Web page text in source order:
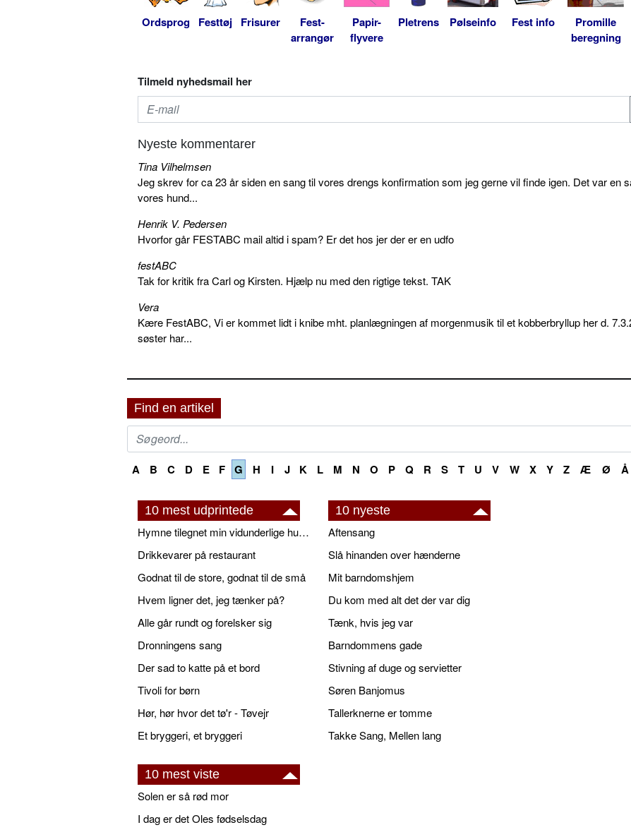
Ordsprog Festtøj Frisurer
Fest-
arrangør
Papir-
flyvere
Pletrens Pølseinfo Fest info
Promille
beregning
Tilmeld nyhedsmail her
Nyeste kommentarer
Tina Vilhelmsen
Jeg skrev for ca 23 år siden en sang til vores drengs konfirmation som jeg gerne vil finde igen. Det var en
vores hund...
Henrik V. Pedersen
Hvorfor går FESTABC mail altid i spam? Er det hos jer der er en udfo
festABC
Tak for kritik fra Carl og Kirsten. Hjælp nu med den rigtige tekst. TAK
Vera
Kære FestABC, Vi er kommet lidt i knibe mht. planlægningen af morgenmusik til et kobberbryllup her d.
søster har...
Find en artikel
A B C D E F G H I J K L M N O P Q R S T U V W X Y Z Æ Ø Å
10 mest udprintede
Hymne tilegnet min vidunderlige husbond
Drikkevarer på restaurant
Godnat til de store, godnat til de små
Hvem ligner det, jeg tænker på?
Alle går rundt og forelsker sig
Dronningens sang
Der sad to katte på et bord
Tivoli for børn
Hør, hør hvor det tø'r - Tøvejr
Et bryggeri, et bryggeri
10 nyeste
Aftensang
Slå hinanden over hænderne
Mit barndomshjem
Du kom med alt det der var dig
Tænk, hvis jeg var
Barndommens gade
Stivning af duge og servietter
Søren Banjomus
Tallerknerne er tomme
Takke Sang, Mellen lang
10 mest viste
Solen er så rød mor
I dag er det Oles fødselsdag